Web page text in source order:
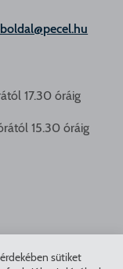
17.30 óráig
15.30 óráig
sütiket